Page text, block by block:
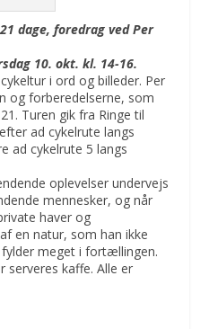
dage, foredrag ved Per
10. okt. kl. 14-16.
i ord og billeder. Per
og forberedelserne, som
Turen gik fra Ringe til
ad cykelrute langs
ad cykelrute 5 langs
oplevelser undervejs
mennesker, og når
haver og
en natur, som han ikke
meget i fortællingen.
serveres kaffe. Alle er